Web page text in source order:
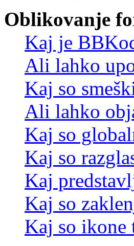
Oblikovanje
Kaj je
Ali lahko
Kaj so
Ali lahko
Kaj so
Kaj so
Kaj
Kaj so
Kaj so ikone